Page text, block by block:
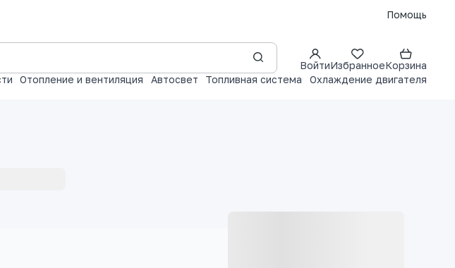
Помощь
ВойтиИзбранноеКорзина
Отопление и вентиляция Автосвет Топливная система Охлаждение двигателя